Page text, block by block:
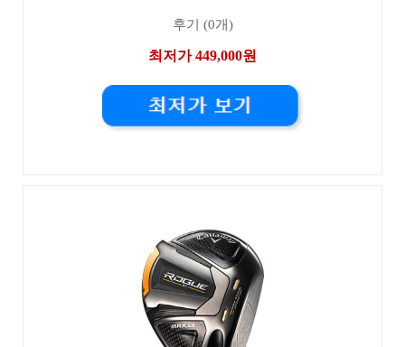
후기 (0개)
최저가 449,000원